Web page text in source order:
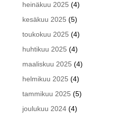
heinäkuu 2025 (4)
kesäkuu 2025 (5)
toukokuu 2025 (4)
huhtikuu 2025 (4)
maaliskuu 2025 (4)
helmikuu 2025 (4)
tammikuu 2025 (5)
joulukuu 2024(4)